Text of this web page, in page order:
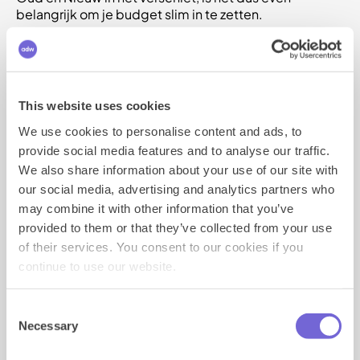
This website uses cookies
We use cookies to personalise content and ads, to
provide social media features and to analyse our traffic.
We also share information about your use of our site with
our social media, advertising and analytics partners who
may combine it with other information that you’ve
provided to them or that they’ve collected from your use
of their services. You consent to our cookies if you
continue to use our website.
Selection
Necessary
belangrijk om je budget slim in te zetten.
Dus. Wil je sowieso zichtbaar zijn in deze periode? Dan
volgt hiertip 1:Kies voor kortere, maar intensievere
kortere periode zodat je iets agressiever aanwezig
bent.
Consumenten zien veel reclames tijdens de
feestdagen. Het is dus lastiger dan normaal om op te
vallen. Hoe je dit doet?
Tip 2:wees relevant. De gebruiker oriënteert zich op
allerlei cadeaus en producten. Met een sterkte
retargeting advertentie lok je ze weer terug naar jouw
Hieronder zie je een mooi voorbeeld van het concert